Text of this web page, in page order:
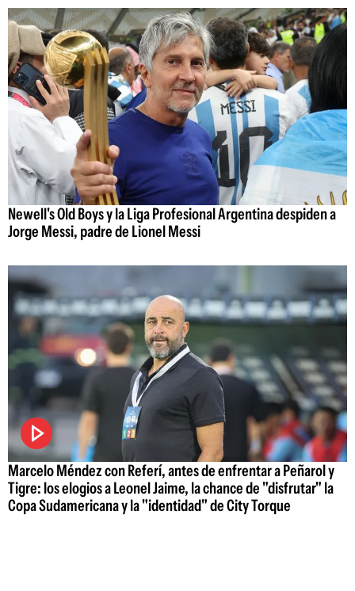
Newell's Old Boys y la Liga Profesional Argentina despiden a
Jorge Messi, padre de Lionel Messi
Marcelo Méndez con Referí, antes de enfrentar a Peñarol y
Tigre: los elogios a Leonel Jaime, la chance de "disfrutar" la
Copa Sudamericana y la "identidad" de City Torque